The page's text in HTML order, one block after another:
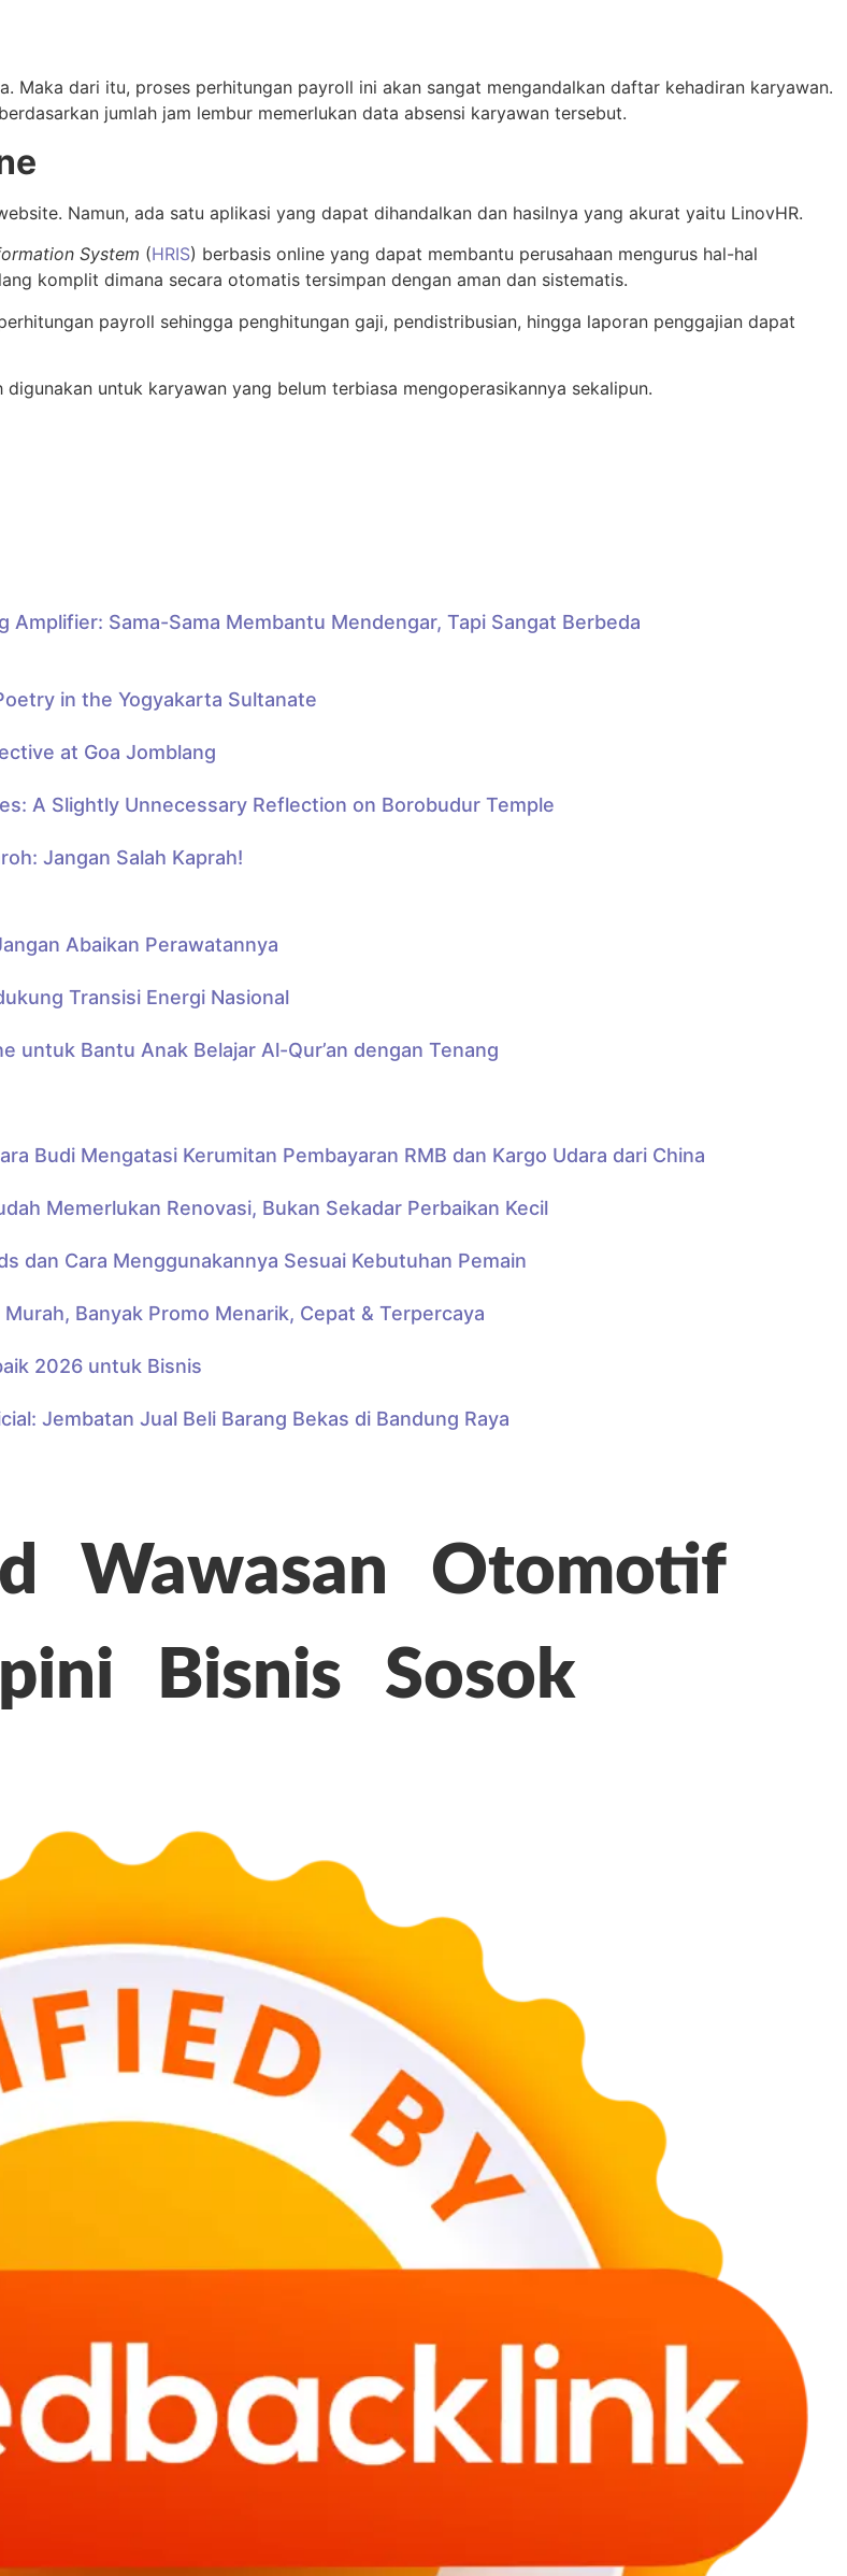
Maka dari itu, proses perhitungan payroll ini akan sangat mengandalkan daftar kehadiran karyawan.
jumlah jam lembur memerlukan data absensi karyawan tersebut.
Namun, ada satu aplikasi yang dapat dihandalkan dan hasilnya yang akurat yaitu LinovHR.
System (HRIS) berbasis online yang dapat membantu perusahaan mengurus hal-hal
komplit dimana secara otomatis tersimpan dengan aman dan sistematis.
payroll sehingga penghitungan gaji, pendistribusian, hingga laporan penggajian dapat
untuk karyawan yang belum terbiasa mengoperasikannya sekalipun.
Amplifier: Sama-Sama Membantu Mendengar, Tapi Sangat Berbeda
in the Yogyakarta Sultanate
at Goa Jomblang
A Slightly Unnecessary Reflection on Borobudur Temple
Jangan Salah Kaprah!
Abaikan Perawatannya
Transisi Energi Nasional
untuk Bantu Anak Belajar Al-Qur’an dengan Tenang
Budi Mengatasi Kerumitan Pembayaran RMB dan Kargo Udara dari China
Memerlukan Renovasi, Bukan Sekadar Perbaikan Kecil
dan Cara Menggunakannya Sesuai Kebutuhan Pemain
Banyak Promo Menarik, Cepat & Terpercaya
2026 untuk Bisnis
Jembatan Jual Beli Barang Bekas di Bandung Raya
Wawasan
Otomotif
Bisnis Sosok